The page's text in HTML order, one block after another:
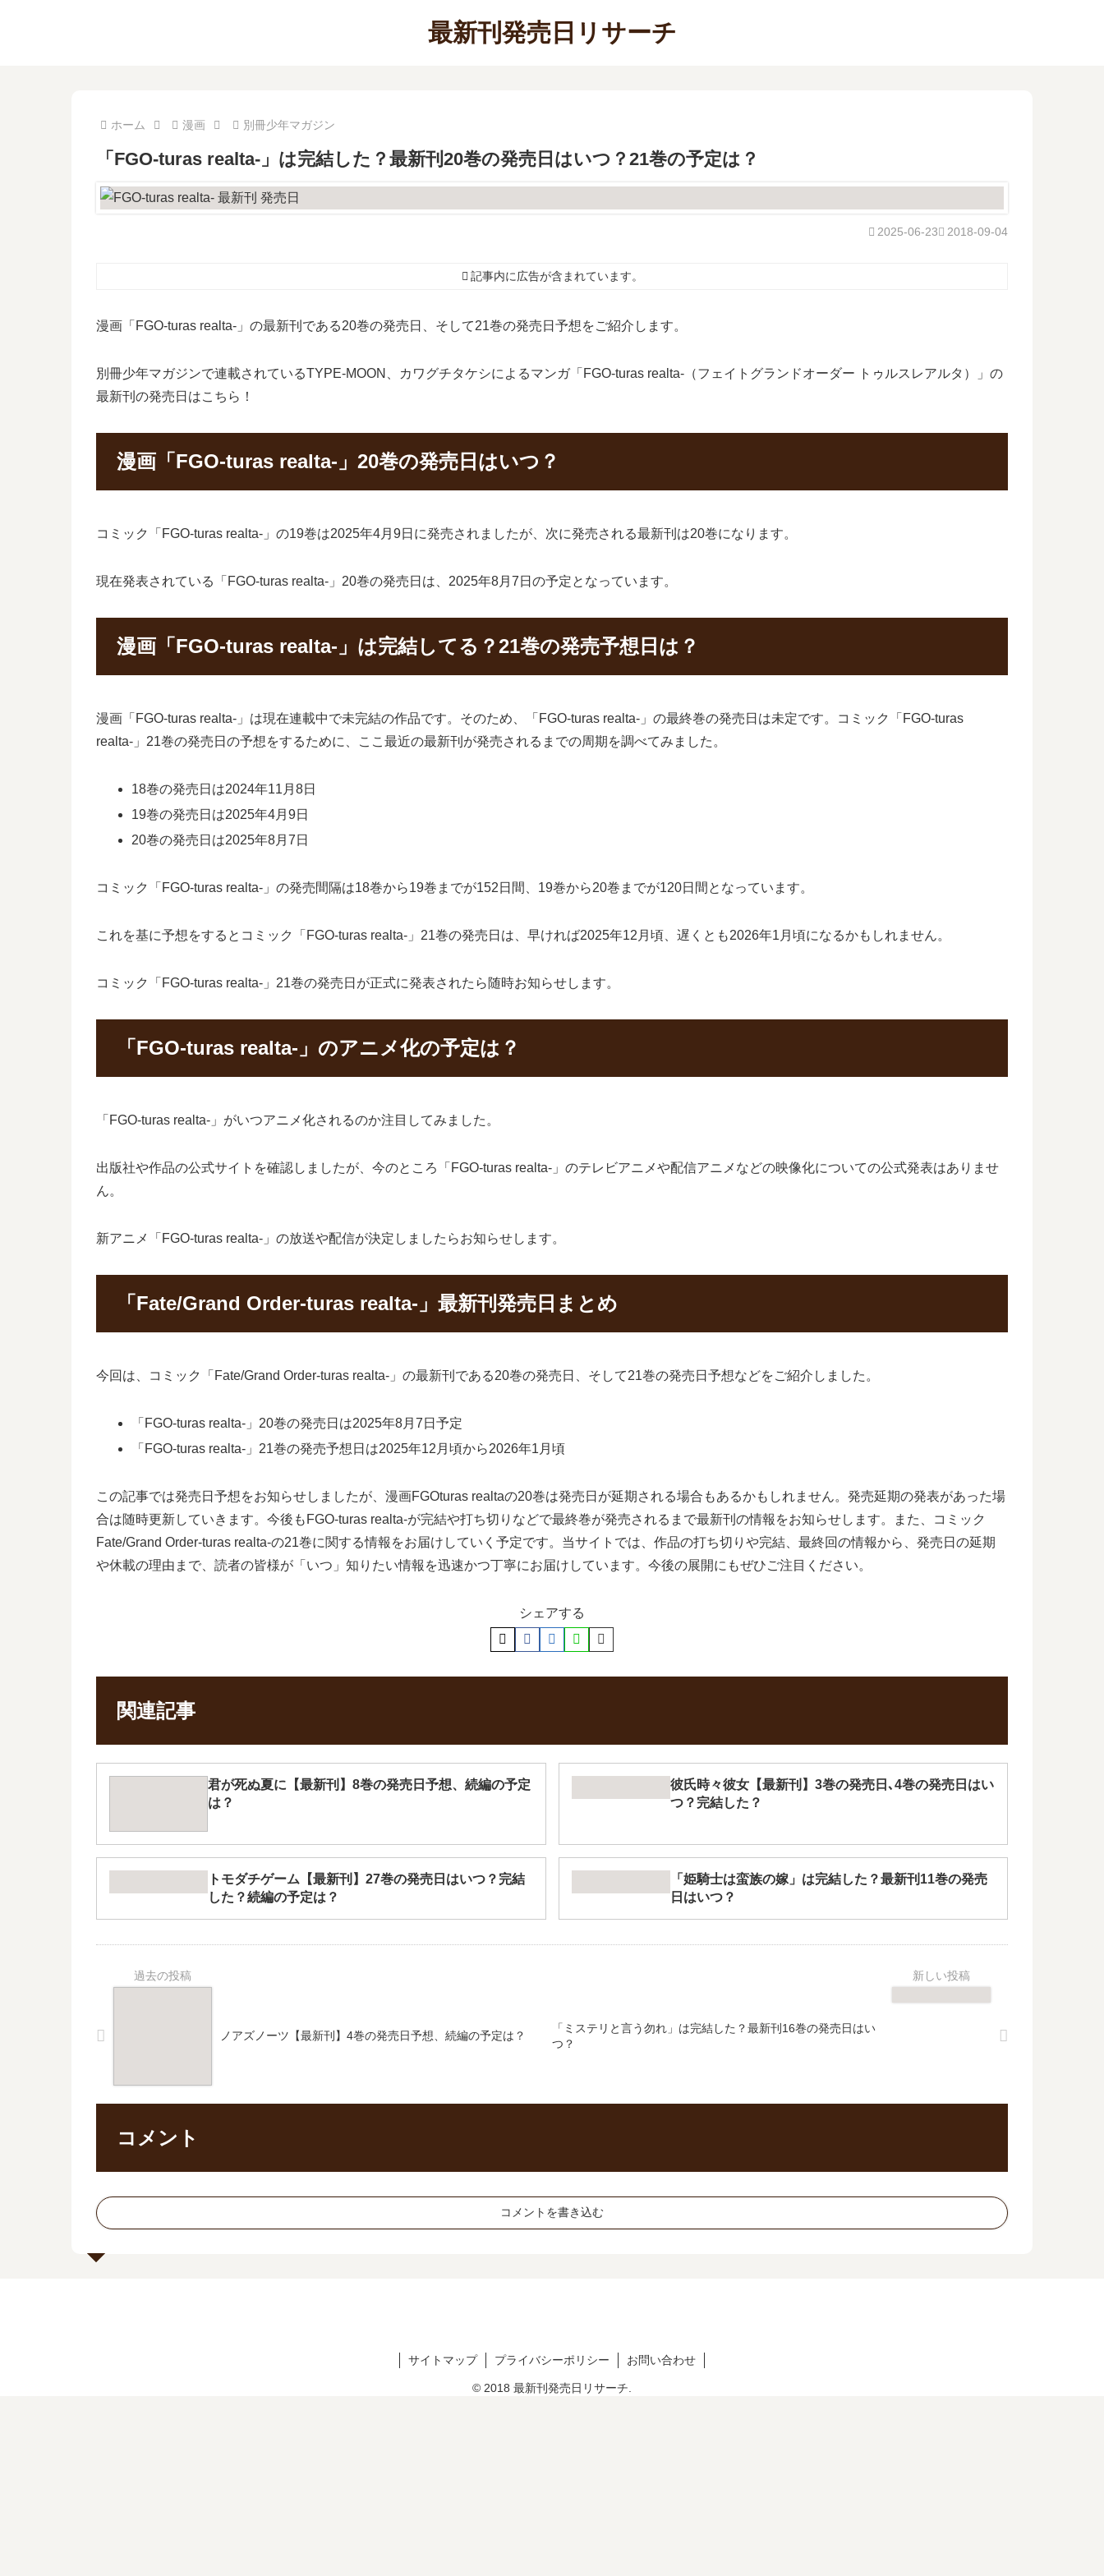
最新刊発売日リサーチ
ホーム 漫画 別冊少年マガジン
「FGO-turas realta-」は完結した？最新刊20巻の発売日はいつ？21巻の予定は？
2018-09-04
2025-06-23
記事内に広告が含まれています。
漫画「FGO-turas realta-」の最新刊である20巻の発売日、そして21巻の発売日予想をご紹介します。
別冊少年マガジンで連載されているTYPE-MOON、カワグチタケシによるマンガ「FGO-turas realta-（フェイトグランドオーダー トゥルスレアルタ）」の
最新刊の発売日はこちら！
漫画「FGO-turas realta-」20巻の発売日はいつ？
コミック「FGO-turas realta-」の19巻は2025年4月9日に発売されましたが、次に発売される最新刊は20巻になります。
現在発表されている「FGO-turas realta-」20巻の発売日は、2025年8月7日の予定となっています。
漫画「FGO-turas realta-」は完結してる？21巻の発売予想日は？
漫画「FGO-turas realta-」は現在連載中で未完結の作品です。そのため、「FGO-turas realta-」の最終巻の発売日は未定です。コミック「FGO-turas
realta-」21巻の発売日の予想をするために、ここ最近の最新刊が発売されるまでの周期を調べてみました。
18巻の発売日は2024年11月8日
19巻の発売日は2025年4月9日
20巻の発売日は2025年8月7日
コミック「FGO-turas realta-」の発売間隔は18巻から19巻までが152日間、19巻から20巻までが120日間となっています。
これを基に予想をするとコミック「FGO-turas realta-」21巻の発売日は、早ければ2025年12月頃、遅くとも2026年1月頃になるかもしれません。
コミック「FGO-turas realta-」21巻の発売日が正式に発表されたら随時お知らせします。
「FGO-turas realta-」のアニメ化の予定は？
「FGO-turas realta-」がいつアニメ化されるのか注目してみました。
出版社や作品の公式サイトを確認しましたが、今のところ「FGO-turas realta-」のテレビアニメや配信アニメなどの映像化についての公式発表はありませ
ん。
新アニメ「FGO-turas realta-」の放送や配信が決定しましたらお知らせします。
「Fate/Grand Order-turas realta-」最新刊発売日まとめ
今回は、コミック「Fate/Grand Order-turas realta-」の最新刊である20巻の発売日、そして21巻の発売日予想などをご紹介しました。
「FGO-turas realta-」20巻の発売日は2025年8月7日予定
「FGO-turas realta-」21巻の発売予想日は2025年12月頃から2026年1月頃
この記事では発売日予想をお知らせしましたが、漫画FGOturas realtaの20巻は発売日が延期される場合もあるかもしれません。発売延期の発表があった場
合は随時更新していきます。今後もFGO-turas realta-が完結や打ち切りなどで最終巻が発売されるまで最新刊の情報をお知らせします。また、コミック
Fate/Grand Order-turas realta-の21巻に関する情報をお届けしていく予定です。当サイトでは、作品の打ち切りや完結、最終回の情報から、発売日の延期
や休載の理由まで、読者の皆様が「いつ」知りたい情報を迅速かつ丁寧にお届けしています。今後の展開にもぜひご注目ください。
シェアする
関連記事
君が死ぬ夏に【最新刊】8巻の発売日予想、続編の予定
は？
彼氏時々彼女【最新刊】3巻の発売日､4巻の発売日はい
つ？完結した？
トモダチゲーム【最新刊】27巻の発売日はいつ？完結
した？続編の予定は？
「姫騎士は蛮族の嫁」は完結した？最新刊11巻の発売
日はいつ？
ノアズノーツ【最新刊】4巻の発売日予想、続編の予定は？
「ミステリと言う勿れ」は完結した？最新刊16巻の発売日はい
つ？
コメント
コメントを書き込む
サイトマップ プライバシーポリシー お問い合わせ
© 2018 最新刊発売日リサーチ.